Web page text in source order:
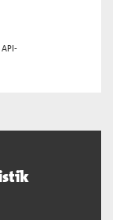
API-